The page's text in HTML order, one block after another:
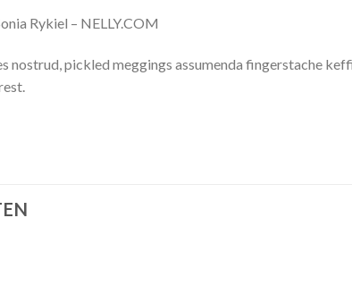
Rykiel – NELLY.COM
nostrud, pickled meggings assumenda fingerstache